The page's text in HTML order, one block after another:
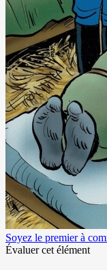
Soyez le premier à
Évaluer cet élément